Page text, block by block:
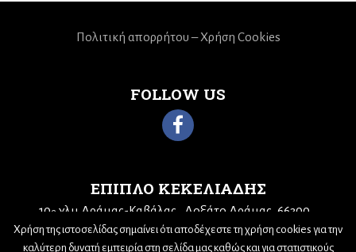
ΕΠΙΠΛΟ ΚΕΚΕΛΙΑΔΗΣ
10ο χλμ Δράμας-Καβάλας
Δοξάτο Δράμας, 66300
Τηλ: 25210 68943 Email:kekeliadis@otenet.gr
FOLLOW US
Πολιτική απορρήτου – Χρήση Cookies
Χρήση της ιστοσελίδας σημαίνει ότι αποδέχεστε τη χρήση cookies για την
καλύτερη δυνατή εμπειρία στη σελίδα μας καθώς και για στατιστικούς